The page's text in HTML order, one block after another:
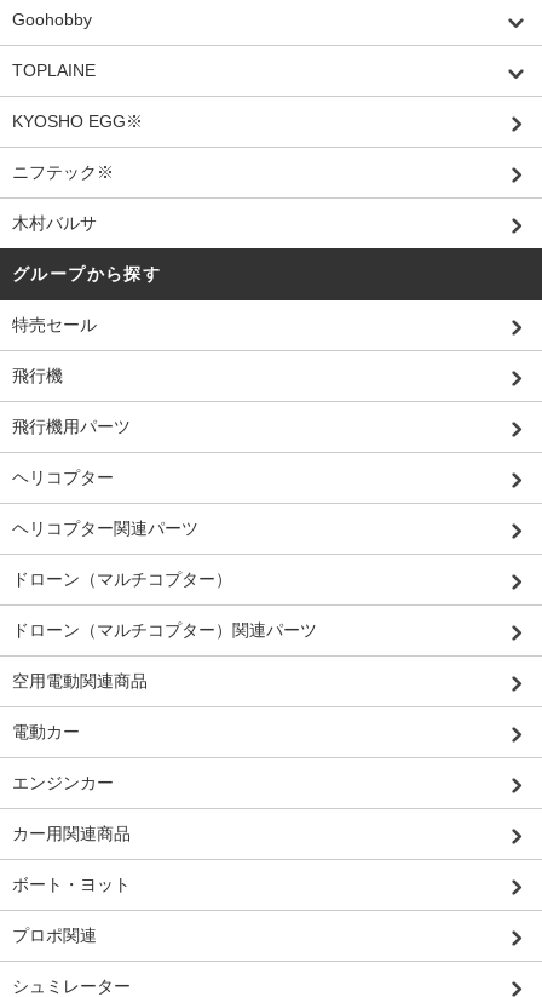
Goohobby
TOPLAINE
KYOSHO EGG※
ニフテック※
木村バルサ
グループから探す
特売セール
飛行機
飛行機用パーツ
ヘリコプター
ヘリコプター関連パーツ
ドローン（マルチコプター）
ドローン（マルチコプター）関連パーツ
空用電動関連商品
電動カー
エンジンカー
カー用関連商品
ボート・ヨット
プロポ関連
シュミレーター